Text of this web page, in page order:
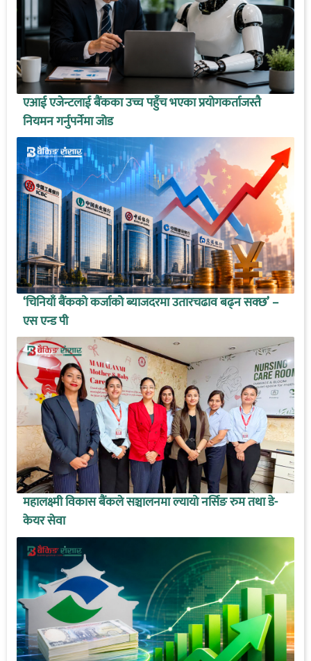
एआई एजेन्टलाई बैंकका उच्च पहुँच भएका प्रयोगकर्ताजस्तै
नियमन गर्नुपर्नेमा जोड
‘चिनियाँ बैंकको कर्जाको ब्याजदरमा उतारचढाव बढ्न सक्छ’ –
एस एन्ड पी
महालक्ष्मी विकास बैंकले सञ्चालनमा ल्यायो नर्सिङ रुम तथा डे-
केयर सेवा